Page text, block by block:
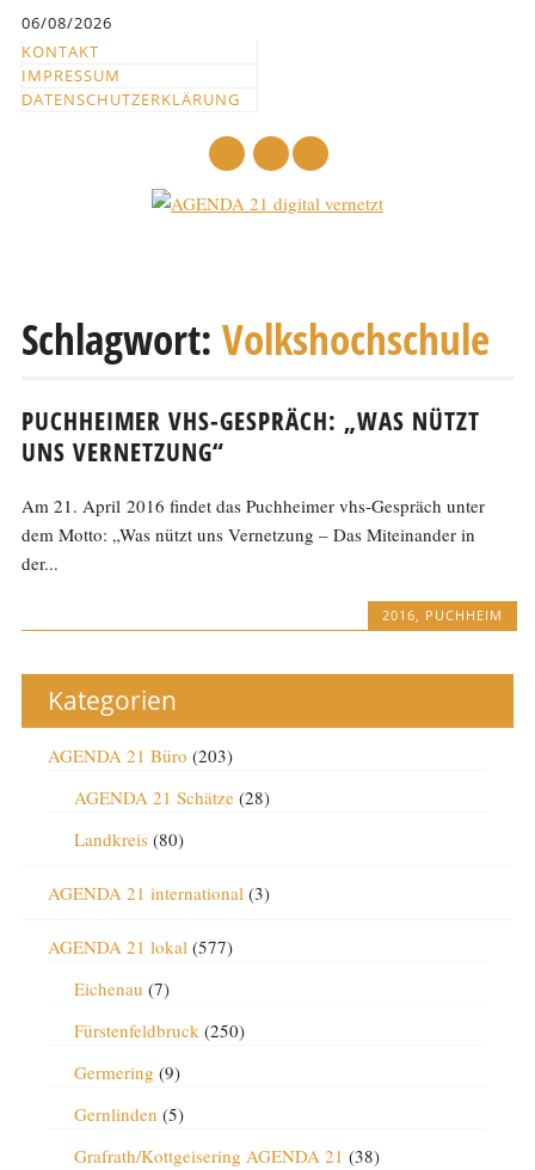
springen
06/08/2026
KONTAKT
IMPRESSUM
DATENSCHUTZERKLÄRUNG
zum
Schlagwort: Volkshochschule
PUCHHEIMER VHS-GESPRÄCH: „WAS NÜTZT
UNS VERNETZUNG“
Am 21. April 2016 findet das Puchheimer vhs-Gespräch unter
dem Motto: „Was nützt uns Vernetzung – Das Miteinander in
der...
2016, PUCHHEIM
Kategorien
AGENDA 21 Büro (203)
AGENDA 21 Schätze(28)
Landkreis(80)
AGENDA 21 international (3)
AGENDA 21 lokal (577)
Eichenau (7)
Fürstenfeldbruck (250)
Germering (9)
Gernlinden (5)
Grafrath/Kottgeisering AGENDA 21 (38)